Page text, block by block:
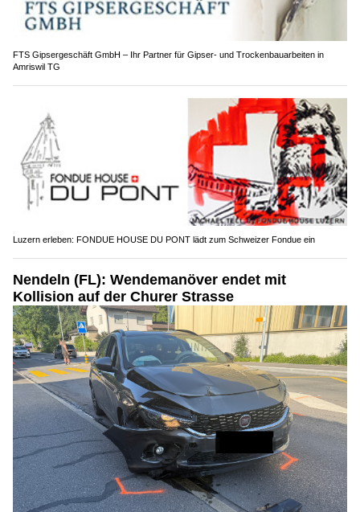
FTS Gipsergeschäft GmbH – Ihr Partner für Gipser- und Trockenbauarbeiten in
Amriswil TG
Luzern erleben: FONDUE HOUSE DU PONT lädt zum Schweizer Fondue ein
Nendeln (FL): Wendemanöver endet mit
Kollision auf der Churer Strasse